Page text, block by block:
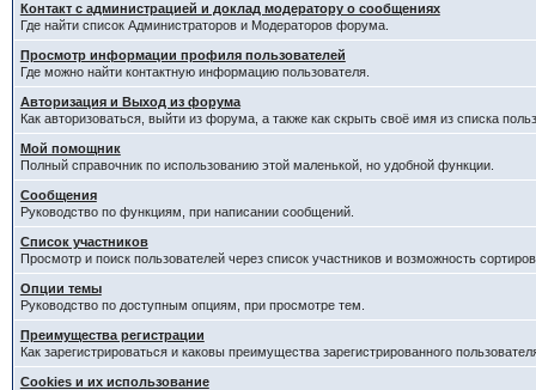
Контакт с администрацией и доклад модератору о сообщениях
Где найти список Администраторов и Модераторов форума.
Просмотр информации профиля пользователей
Где можно найти контактную информацию пользователя.
Авторизация и Выход из форума
Как авторизоваться, выйти из форума, а также как скрыть своё имя из списка
Мой помощник
Полный справочник по использованию этой маленькой, но удобной функции.
Сообщения
Руководство по функциям, при написании сообщений.
Список участников
Просмотр и поиск пользователей через список участников и возможность
Опции темы
Руководство по доступным опциям, при просмотре тем.
Преимущества регистрации
Как зарегистрироваться и каковы преимущества зарегистрированного
Cookies и их использование